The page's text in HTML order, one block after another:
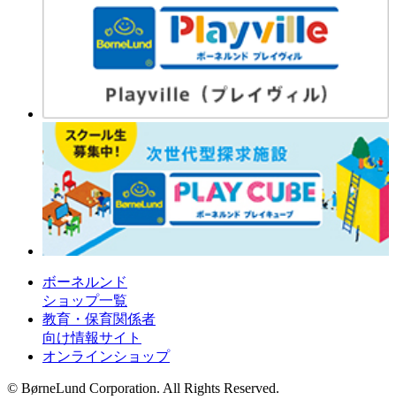
ボーネルンド
ショップ一覧
教育・保育関係者
向け情報サイト
オンラインショップ
© BørneLund Corporation. All Rights Reserved.